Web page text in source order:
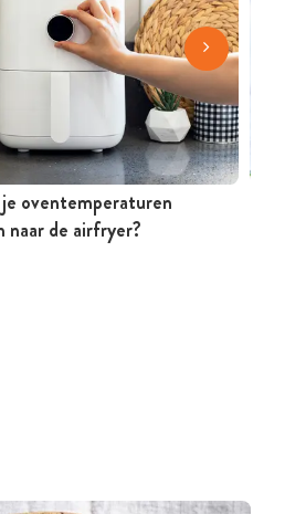
oventemperaturen
naar de airfryer?